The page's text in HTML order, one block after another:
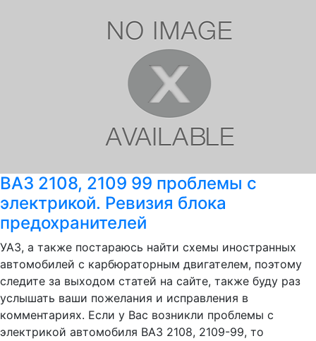
ВАЗ 2108, 2109 99 проблемы с
электрикой. Ревизия блока
предохранителей
УАЗ, а также постараюсь найти схемы иностранных
автомобилей с карбюраторным двигателем, поэтому
следите за выходом статей на сайте, также буду раз
услышать ваши пожелания и исправления в
комментариях. Если у Вас возникли проблемы с
электрикой автомобиля ВАЗ 2108, 2109-99, то